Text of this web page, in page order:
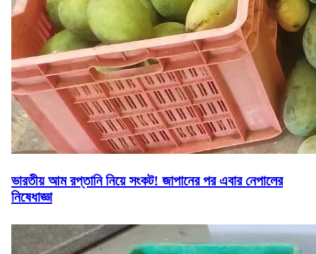
ভারতীয় আম রপ্তানি নিয়ে সংকট! জাপানের পর এবার নেপালের
নিষেধাজ্ঞা